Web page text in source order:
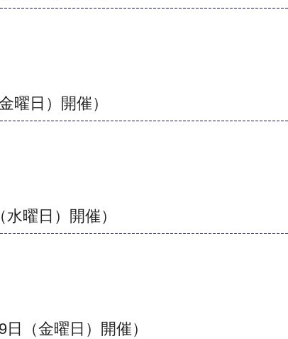
曜日）開催）
曜日）開催）
（金曜日）開催）